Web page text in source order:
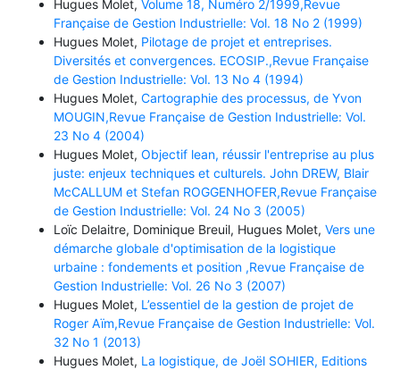
Hugues Molet, Volume 18, Numéro 2/1999,Revue
Française de Gestion Industrielle: Vol. 18 No 2 (1999)
Hugues Molet, Pilotage de projet et entreprises.
Diversités et convergences. ECOSIP.,Revue Française
de Gestion Industrielle: Vol. 13 No 4 (1994)
Hugues Molet, Cartographie des processus, de Yvon
MOUGIN,Revue Française de Gestion Industrielle: Vol.
23 No 4 (2004)
Hugues Molet, Objectif lean, réussir l'entreprise au plus
juste: enjeux techniques et culturels. John DREW, Blair
McCALLUM et Stefan ROGGENHOFER,Revue Française
de Gestion Industrielle: Vol. 24 No 3 (2005)
Loïc Delaitre, Dominique Breuil, Hugues Molet, Vers une
démarche globale d'optimisation de la logistique
urbaine : fondements et position ,Revue Française de
Gestion Industrielle: Vol. 26 No 3 (2007)
Hugues Molet, L’essentiel de la gestion de projet de
Roger Aïm,Revue Française de Gestion Industrielle: Vol.
32 No 1 (2013)
Hugues Molet, La logistique, de Joël SOHIER, Editions